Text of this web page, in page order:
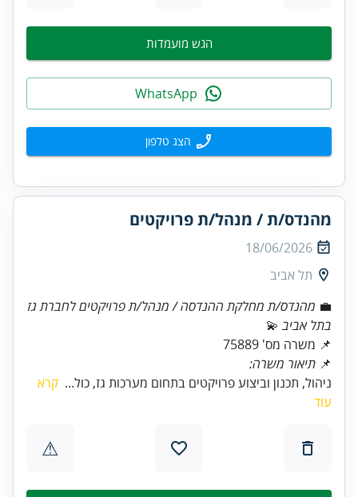
הגש מועמדות
הצג טלפון
מהנדס/ת / מנהל/ת פרויקטים
18/06/2026
תל אביב
💼 מהנדס/ת מחלקת ההנדסה / מנהל/ת פרויקטים לחברת גז
בתל אביב
📌 משרה מס' 75889
📌 תיאור משרה:
ניהול, תכנון וביצוע פרויקטים בתחום מערכות גז, כול... קרא
עוד
⚠